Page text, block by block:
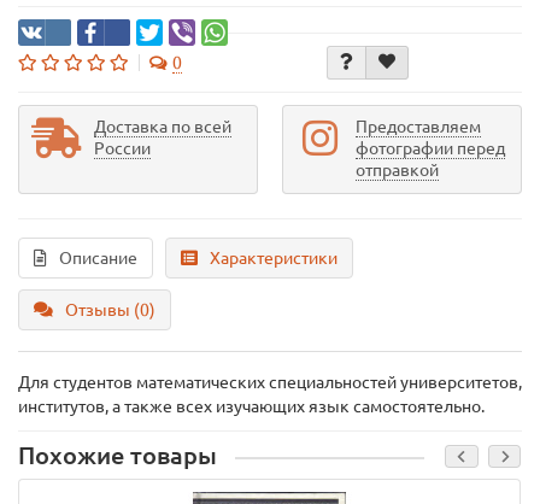
0
Доставка по всей
России
Предоставляем
фотографии перед
отправкой
Описание Характеристики
Отзывы (0)
Для студентов математических специальностей университетов,
институтов, а также всех изучающих язык самостоятельно.
Похожие товары